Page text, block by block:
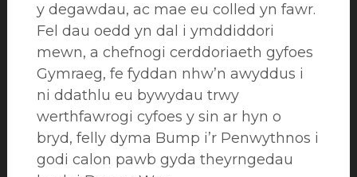
y degawdau, ac mae eu colled yn fawr.
Fel dau oedd yn dal i ymddiddori
mewn, a chefnogi cerddoriaeth gyfoes
Gymraeg, fe fyddan nhw’n awyddus i
ni ddathlu eu bywydau trwy
werthfawrogi cyfoes y sin ar hyn o
bryd, felly dyma Bump i’r Penwythnos i
godi calon pawb gyda theyrngedau